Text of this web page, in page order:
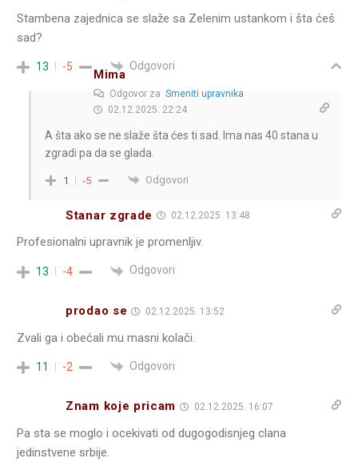
Stambena zajednica se slaže sa Zelenim ustankom i šta ćeš
sad?
13 -5 Odgovori
Mima
Odgovor za Smeniti upravnika
02.12.2025. 22:24
A šta ako se ne slaže šta ćes ti sad. Ima nas 40 stana u
zgradi pa da se glada.
1 -5 Odgovori
Stanar zgrade 02.12.2025. 13:48
Profesionalni upravnik je promenljiv.
13 -4 Odgovori
prodao se 02.12.2025. 13:52
Zvali ga i obećali mu masni kolači.
11 -2 Odgovori
Znam koje pricam 02.12.2025. 16:07
Pa sta se moglo i ocekivati od dugogodisnjeg clana
jedinstvene srbije.